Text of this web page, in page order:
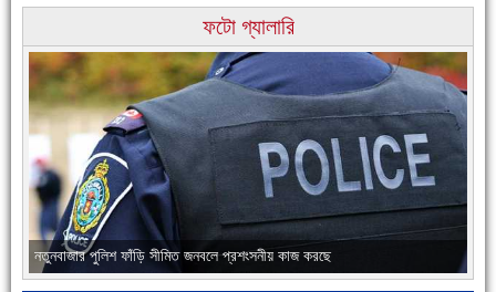
ফটো গ্যালারি
চাঁদপুরের মানুষ তাদের পুরোটা দিয়ে আমাকে আপন করে নিয়েছে
নতুনবাজার পুলিশ ফাঁড়ি সীমিত জনবলে প্রশংসনীয় কাজ করছে